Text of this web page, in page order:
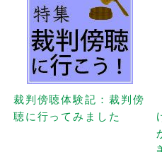
裁判傍聴体験記：裁判傍
聴に行ってみました